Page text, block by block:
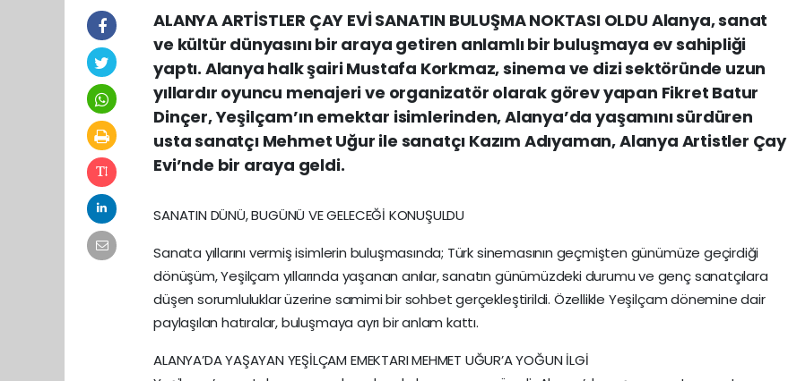
ALANYA ARTİSTLER ÇAY EVİ SANATIN BULUŞMA NOKTASI OLDU Alanya, sanat
ve kültür dünyasını bir araya getiren anlamlı bir buluşmaya ev sahipliği
yaptı. Alanya halk şairi Mustafa Korkmaz, sinema ve dizi sektöründe uzun
yıllardır oyuncu menajeri ve organizatör olarak görev yapan Fikret Batur
Dinçer, Yeşilçam’ın emektar isimlerinden, Alanya’da yaşamını sürdüren
usta sanatçı Mehmet Uğur ile sanatçı Kazım Adıyaman, Alanya Artistler Çay
Evi’nde bir araya geldi.
SANATIN DÜNÜ, BUGÜNÜ VE GELECEĞİ KONUŞULDU
Sanata yıllarını vermiş isimlerin buluşmasında; Türk sinemasının geçmişten günümüze geçirdiği
dönüşüm, Yeşilçam yıllarında yaşanan anılar, sanatın günümüzdeki durumu ve genç sanatçılara
düşen sorumluluklar üzerine samimi bir sohbet gerçekleştirildi. Özellikle Yeşilçam dönemine dair
paylaşılan hatıralar, buluşmaya ayrı bir anlam kattı.
ALANYA’DA YAŞAYAN YEŞİLÇAM EMEKTARI MEHMET UĞUR’A YOĞUN İLGİ